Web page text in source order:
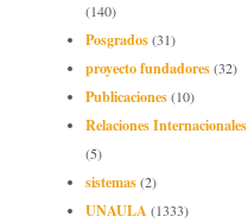
(140)
Posgrados(31)
proyecto fundadores(32)
Publicaciones(10)
Relaciones Internacionales
(5)
sistemas(2)
UNAULA(1333)